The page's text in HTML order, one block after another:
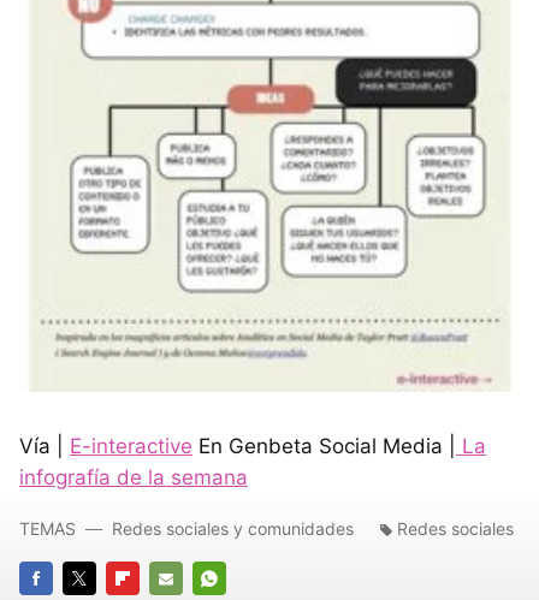
Vía | E-interactive En Genbeta Social Media |
La
infografía de la semana
TEMAS Redes sociales y comunidades Redes sociales